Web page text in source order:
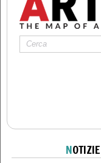
NOTIZIE